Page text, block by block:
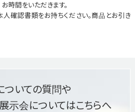
時間をいただきます。
人確認書類をお持ちください。商品とお引き
ついての質問や
示会についてはこちらへ